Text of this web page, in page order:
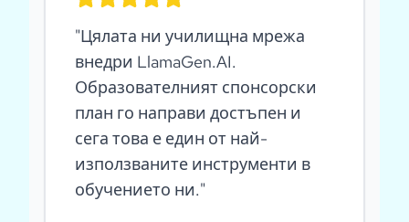
"Цялата ни училищна мрежа
внедри LlamaGen.AI.
Образователният спонсорски
план го направи достъпен и
сега това е един от най-
използваните инструменти в
обучението ни."